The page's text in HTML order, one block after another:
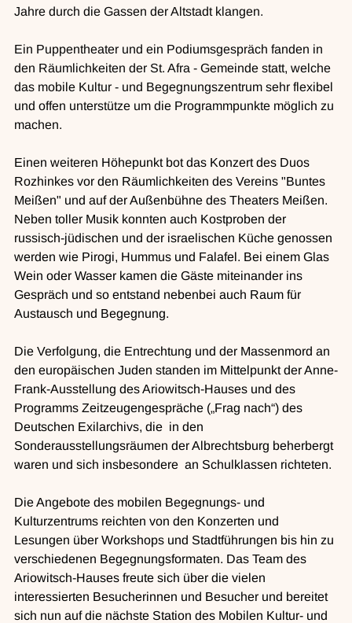
Jahre durch die Gassen der Altstadt klangen.
Ein Puppentheater und ein Podiumsgespräch fanden in
den Räumlichkeiten der St. Afra - Gemeinde statt, welche
das mobile Kultur - und Begegnungszentrum sehr flexibel
und offen unterstütze um die Programmpunkte möglich zu
machen.
Einen weiteren Höhepunkt bot das Konzert des Duos
Rozhinkes vor den Räumlichkeiten des Vereins "Buntes
Meißen" und auf der Außenbühne des Theaters Meißen.
Neben toller Musik konnten auch Kostproben der
russisch-jüdischen und der israelischen Küche genossen
werden wie Pirogi, Hummus und Falafel. Bei einem Glas
Wein oder Wasser kamen die Gäste miteinander ins
Gespräch und so entstand nebenbei auch Raum für
Austausch und Begegnung.
Die Verfolgung, die Entrechtung und der Massenmord an
den europäischen Juden standen im Mittelpunkt der Anne-
Frank-Ausstellung des Ariowitsch-Hauses und des
Programms Zeitzeugengespräche („Frag nach“) des
Deutschen Exilarchivs, die  in den
Sonderausstellungsräumen der Albrechtsburg beherbergt
waren und sich insbesondere  an Schulklassen richteten.
Die Angebote des mobilen Begegnungs- und
Kulturzentrums reichten von den Konzerten und
Lesungen über Workshops und Stadtführungen bis hin zu
verschiedenen Begegnungsformaten. Das Team des
Ariowitsch-Hauses freute sich über die vielen
interessierten Besucherinnen und Besucher und bereitet
sich nun auf die nächste Station des Mobilen Kultur- und